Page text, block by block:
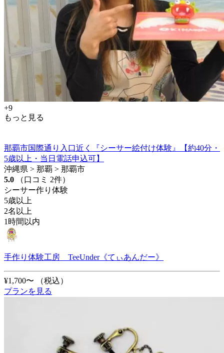
+9
もっと見る
那覇市国際通り入口近く『シーサー絵付け体験』【約40分・
5歳以上・当日電話申込可】
沖縄県 > 那覇 > 那覇市
5.0
（口コミ 2件）
シーサー作り体験
5歳以上
2名以上
1時間以内
手作り体験工房 TeeUnder《てぃあんだー》
¥1,700〜
（税込）
プランを見る